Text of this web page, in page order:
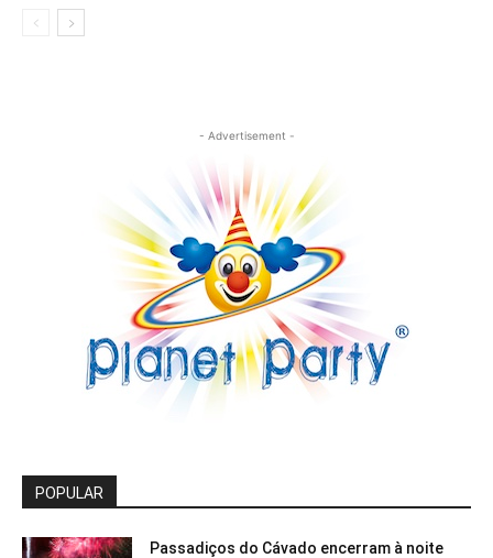
- Advertisement -
POPULAR
Passadiços do Cávado encerram à noite